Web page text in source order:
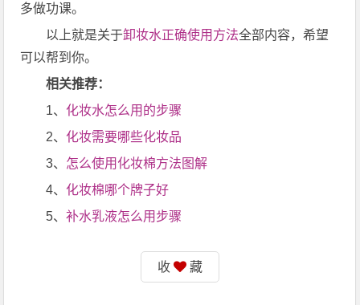
多做功课。
以上就是关于卸妆水正确使用方法全部内容，希望
可以帮到你。
相关推荐：
1、 化妆水怎么用的步骤
2、 化妆需要哪些化妆品
3、 怎么使用化妆棉方法图解
4、 化妆棉哪个牌子好
5、补水乳液怎么用步骤
收 藏